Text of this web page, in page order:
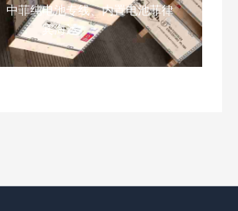
中菲纯电池专线、内置电池菲律
宾海运